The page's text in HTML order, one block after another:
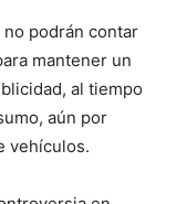
podrán contar
mantener un
al tiempo
aún por
vehículos.